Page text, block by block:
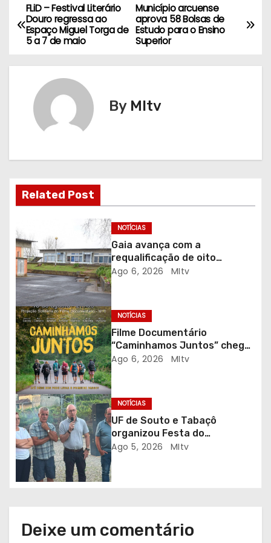
N
a
v
ç
ã
d
e
a
r
t
i
g
o
s
Município arcuense
aprova 58 Bolsas de
Estudo para o Ensino
Superior
FLiD – Festival Literário
Douro regressa ao
Espaço Miguel Torga de
5 a 7 de maio
By MItv
Related Post
NOTÍCIAS
Gaia avança com a
requalificação de oito
escolas prioritárias
Ago 6, 2026 MItv
NOTÍCIAS
Filme Documentário
“Caminhamos Juntos” chega
ao Auditório do C.E.R. Vagos
Ago 6, 2026 MItv
NOTÍCIAS
UF de Souto e Tabaçô
organizou Festa do
Emigrante
Ago 5, 2026 MItv
Deixe um comentário